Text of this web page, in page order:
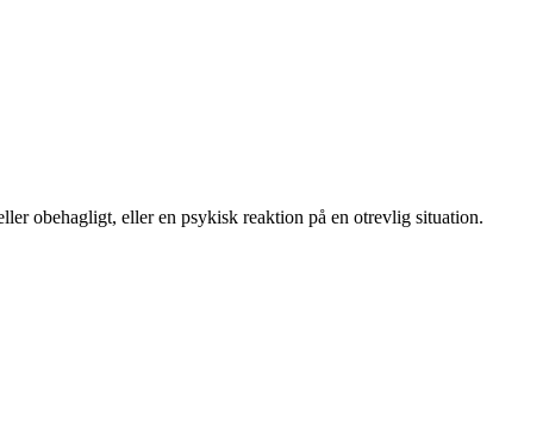
obehagligt, eller en psykisk reaktion på en otrevlig situation.